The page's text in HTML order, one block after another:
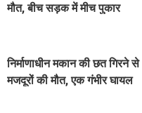
मौत, बीच सड़क में मीच पुकार
निर्माणाधीन मकान की छत गिरने
मजदूरों की मौत, एक गंभीर घायल